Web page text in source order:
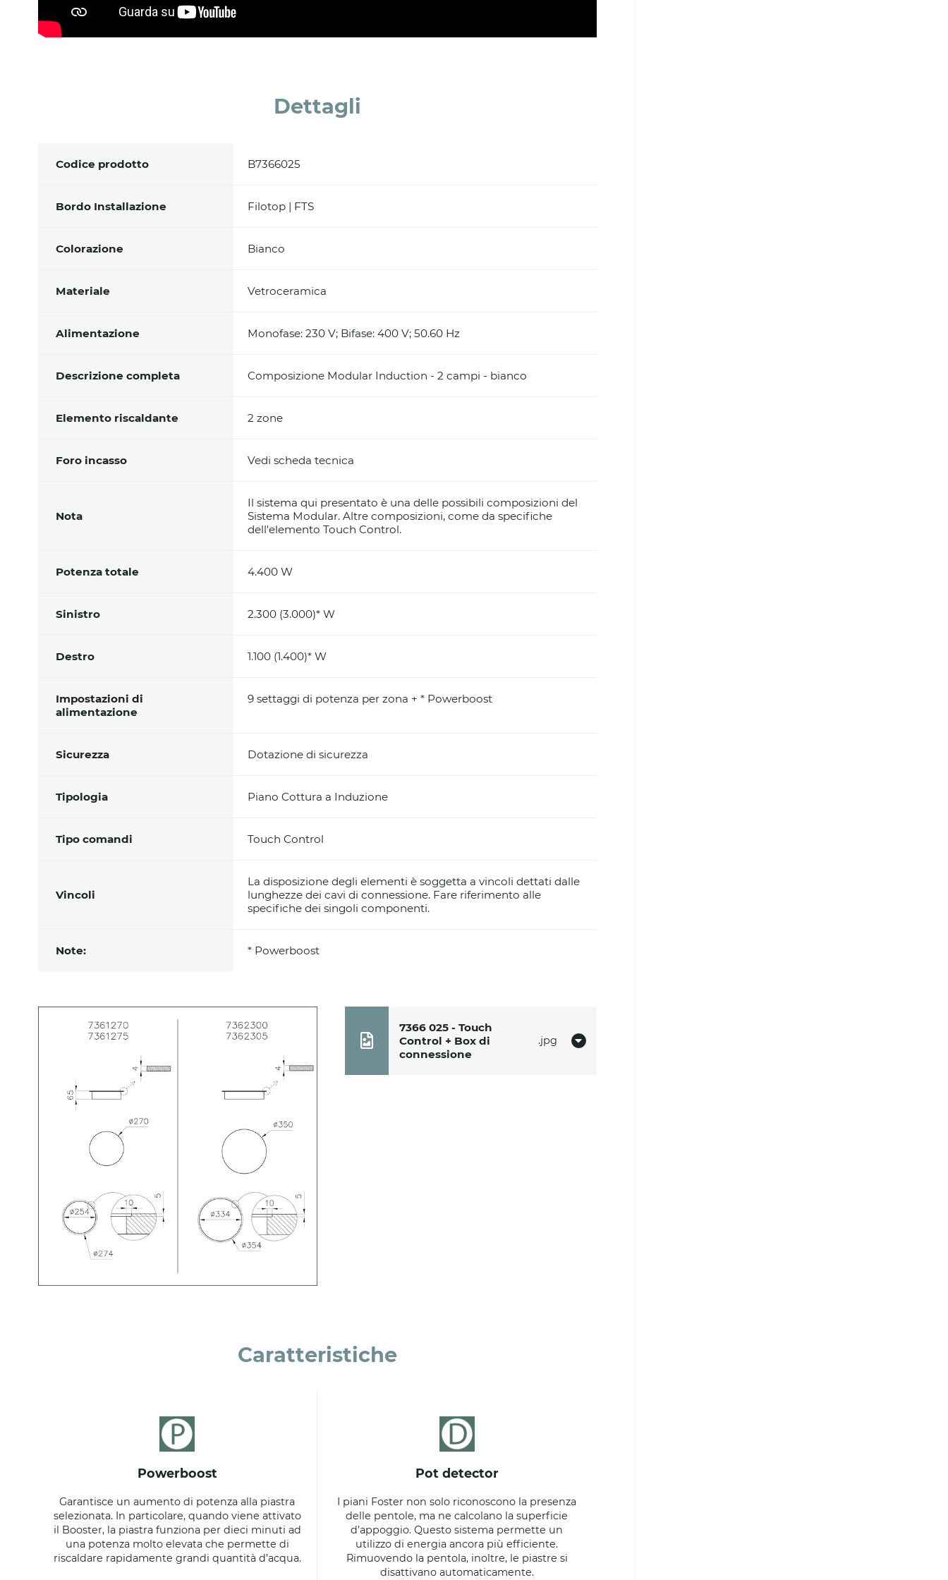
Dettagli
7366 025 - Touch
Control + Box di
connessione
jpg
Codice prodotto B7366025
Bordo Installazione Filotop | FTS
Colorazione Bianco
Materiale Vetroceramica
Alimentazione Monofase: 230 V; Bifase: 400 V; 50.60 Hz
Descrizione completa Composizione Modular Induction - 2 campi - bianco
Elemento riscaldante 2 zone
Foro incasso Vedi scheda tecnica
Nota
Il sistema qui presentato è una delle possibili composizioni del
Sistema Modular. Altre composizioni, come da specifiche
dell'elemento Touch Control.
Potenza totale 4.400 W
Sinistro 2.300 (3.000)* W
Destro 1.100 (1.400)* W
Impostazioni di
alimentazione
9 settaggi di potenza per zona + * Powerboost
Sicurezza Dotazione di sicurezza
Tipologia Piano Cottura a Induzione
Tipo comandi Touch Control
Vincoli
La disposizione degli elementi è soggetta a vincoli dettati dalle
lunghezze dei cavi di connessione. Fare riferimento alle
specifiche dei singoli componenti.
Note: * Powerboost
Caratteristiche
powerboost
Garantisce un aumento di potenza alla piastra
selezionata. In particolare, quando viene attivato
il Booster, la piastra funziona per dieci minuti ad
una potenza molto elevata che permette di
riscaldare rapidamente grandi quantità d’acqua.
pot detector
I piani Foster non solo riconoscono la presenza
delle pentole, ma ne calcolano la superficie
d’appoggio. Questo sistema permette un
utilizzo di energia ancora più efficiente.
Rimuovendo la pentola, inoltre, le piastre si
disattivano automaticamente.